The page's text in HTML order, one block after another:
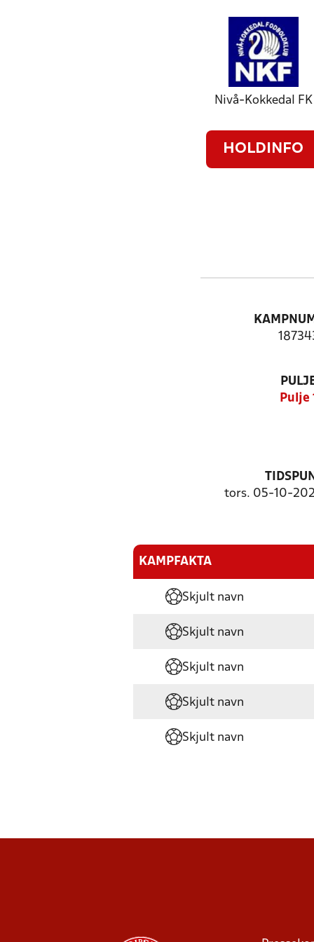
Nivå-Kokkedal FK
HOLDINFO
Pulje
tors. 05-10-
KAMPFAKTA
Skjult navn
Skjult navn
Skjult navn
Skjult navn
Skjult navn